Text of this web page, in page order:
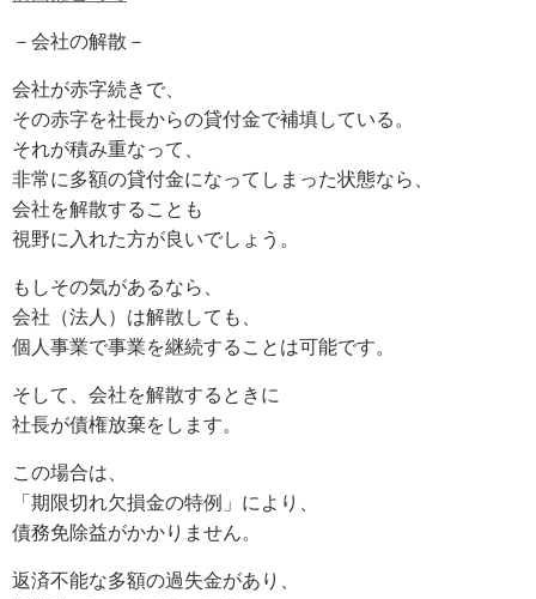
－会社の解散－
会社が赤字続きで、
その赤字を社長からの貸付金で補填している。
それが積み重なって、
非常に多額の貸付金になってしまった状態なら、
会社を解散することも
視野に入れた方が良いでしょう。
もしその気があるなら、
会社（法人）は解散しても、
個人事業で事業を継続することは可能です。
そして、会社を解散するときに
社長が債権放棄をします。
この場合は、
「期限切れ欠損金の特例」により、
債務免除益がかかりません。
返済不能な多額の過失金があり、